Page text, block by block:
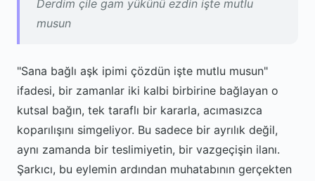
Derdim çile gam yükünü ezdin işte mutlu
musun
"Sana bağlı aşk ipimi çözdün işte mutlu musun"
ifadesi, bir zamanlar iki kalbi birbirine bağlayan o
kutsal bağın, tek taraflı bir kararla, acımasızca
koparılışını simgeliyor. Bu sadece bir ayrılık değil,
aynı zamanda bir teslimiyetin, bir vazgeçişin ilanı.
Şarkıcı, bu eylemin ardından muhatabının gerçekten